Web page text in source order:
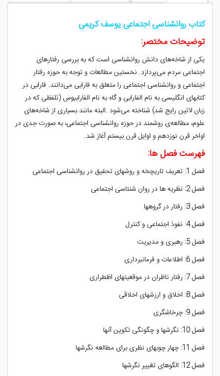
کتاب روانشناسی اجتماعی یوسف کریمی
توضیحات مختصر:
یکی از شاخه‌های دانش روانشناسی است که به بررسی رفتارهای
اجتماعی مردم می‌پردازد. نخستین مطالعات و توجه به حوزه رفتار
اجتماعی و روانشناسی اجتماعی را متعلق به فارابی می‌دانند. فارابی در
کتابهای انگلیسی به نام الفارابی و گاه به نام الفارابیوس (تلفظی که در
زبان لاتین رایج شد) شناخته می‌شود .البته مانند بسیاری از شاخه‌های
علوم، مطالعه‌ی روشمند در حوزه روانشناسی اجتماعی، به صورت جدی در
اواخر قرن نوزدهم و اوایل قرن بیستم آغاز شد.
فهرست فصل ها:
فصل 1: تعریف تاریچخه و روشهای تحقیق در روانشناسی اجتماعی
فصل 2: نظریه ها در روان شنتاسی اجتماعی
فصل 3: رفتار در گروهها
فصل 4: نفوذ اجتماعی و کنترل
فصل 5: رهبری و مدیریت
فصل 6: اطلاعات و فرمانبرداری
فصل 7: رفتار ناظران در موقعیتهای اظطراری
فصل 8: اخلاق و ارزشهای اخلاقی
فصل 9: چرخاشگری
فصل 10: نگرشها و چگونگی تکوین آنها
فصل 11: چهار چوبهای نظری برای مطالعه نگرشها
فصل 12: الگوهای تغییر نگرشها